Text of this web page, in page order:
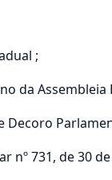
;
da
Decoro
nº 731, de 30